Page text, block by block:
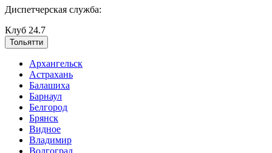
Диспетчерская служба:
Клуб 24.7
Тольятти
Архангельск
Астрахань
Балашиха
Барнаул
Белгород
Брянск
Видное
Владимир
Волгоград